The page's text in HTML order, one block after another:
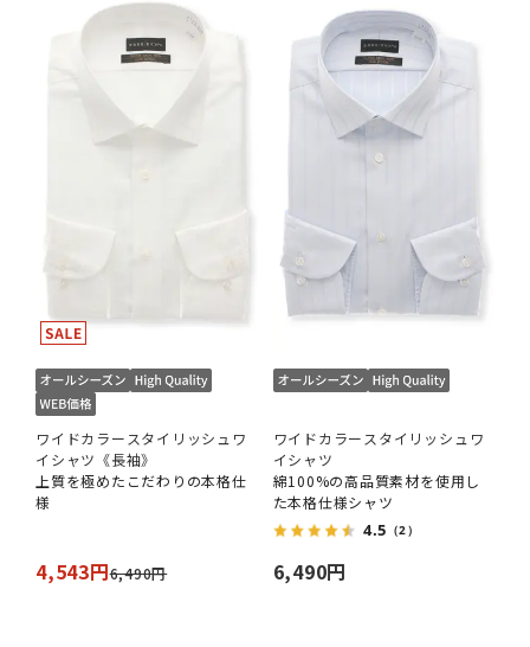
ワイドカラースタイリッシュワ
イシャツ《長袖》
上質を極めたこだわりの本格仕
様
4,543円6,490円
ワイドカラースタイリッシュワ
イシャツ
綿100%の高品質素材を使用し
た本格仕様シャツ
4.5 （2）
6,490円